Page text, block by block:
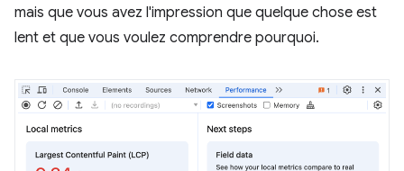
mais que vous avez l'impression que quelque chose est
lent et que vous voulez comprendre pourquoi.